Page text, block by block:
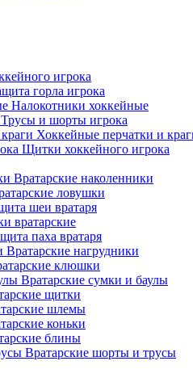
игрока
горла игрока
Налокотники хоккейные
Трусы и шорты игрока
Хоккейные перчатки и
Щитки хоккейного игрока
Вратарские наколенники
ловушки
шеи вратаря
вратарские
паха вратаря
Вратарские нагрудники
клюшки
Вратарские сумки и баулы
щитки
шлемы
коньки
блины
Вратарские шорты и трусы